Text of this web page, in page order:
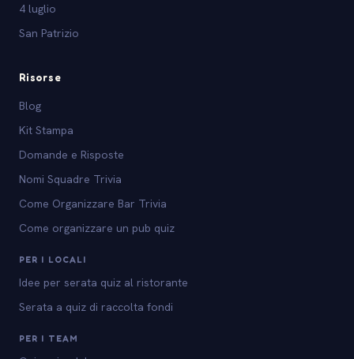
4 luglio
San Patrizio
Risorse
Blog
Kit Stampa
Domande e Risposte
Nomi Squadre Trivia
Come Organizzare Bar Trivia
Come organizzare un pub quiz
PER I LOCALI
Idee per serata quiz al ristorante
Serata a quiz di raccolta fondi
PER I TEAM